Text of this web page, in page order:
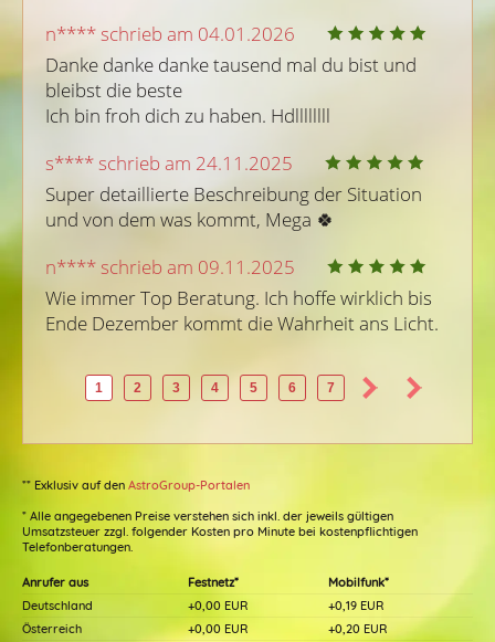
n**** schrieb am 04.01.2026
Danke danke danke tausend mal du bist und
bleibst die beste
Ich bin froh dich zu haben. Hdllllllll
s**** schrieb am 24.11.2025
Super detaillierte Beschreibung der Situation
und von dem was kommt, Mega 🍀
n**** schrieb am 09.11.2025
Wie immer Top Beratung. Ich hoffe wirklich bis
Ende Dezember kommt die Wahrheit ans Licht.
1 2 3 4 5 6 7
** Exklusiv auf den AstroGroup-Portalen
* Alle angegebenen Preise verstehen sich inkl. der jeweils gültigen
Umsatzsteuer zzgl. folgender Kosten pro Minute bei kostenpflichtigen
Telefonberatungen.
Anrufer aus Festnetz*
Mobilfunk*
Deutschland
+0,00 EUR
+0,19 EUR
Österreich
+0,00 EUR
+0,20 EUR